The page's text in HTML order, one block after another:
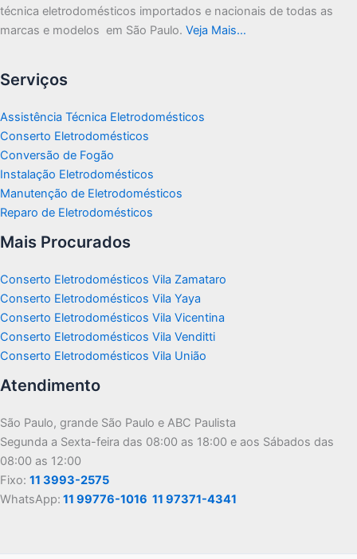
técnica eletrodomésticos importados e nacionais de todas as
marcas e modelos em São Paulo. Veja Mais…
Serviços
Assistência Técnica Eletrodomésticos
Conserto Eletrodomésticos
Conversão de Fogão
Instalação Eletrodomésticos
Manutenção de Eletrodomésticos
Reparo de Eletrodomésticos
Mais Procurados
Conserto Eletrodomésticos Vila Zamataro
Conserto Eletrodomésticos Vila Yaya
Conserto Eletrodomésticos Vila Vicentina
Conserto Eletrodomésticos Vila Venditti
Conserto Eletrodomésticos Vila União
Atendimento
São Paulo, grande São Paulo e ABC Paulista
Segunda a Sexta-feira das 08:00 as 18:00 e aos Sábados das
08:00 as 12:00
Fixo: 11 3993-2575
WhatsApp: 11 99776-1016 11 97371-4341